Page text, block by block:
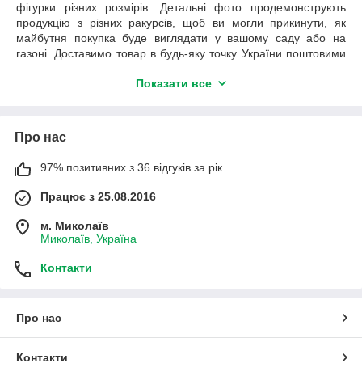
фігурки різних розмірів. Детальні фото продемонструють
продукцію з різних ракурсів, щоб ви могли прикинути, як
майбутня покупка буде виглядати у вашому саду або на
газоні. Доставимо товар в будь-яку точку України поштовими
Садові фігурки плазунів
особливо, якщо у вас є невеликий фонтан або штучна
зможете надати ділянці особливу атмосферу. Невеликі
великих листках латаття – це додасть декору особливий
або біля квіткової клумби.
виготовлена з якісних матеріалів – полистоун
Показати все
Про нас
97% позитивних з 36 відгуків за рік
Працює з 25.08.2016
м. Миколаїв
Миколаїв, Україна
Контакти
Про нас
Контакти